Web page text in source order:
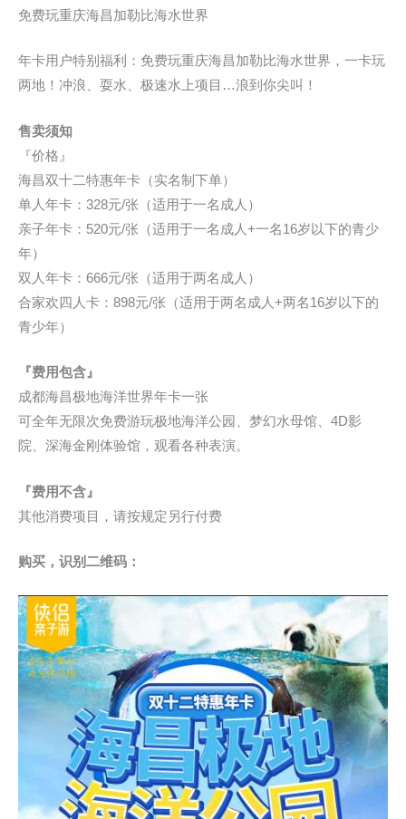
免费玩重庆海昌加勒比海水世界
年卡用户特别福利：免费玩重庆海昌加勒比海水世界，一卡玩
两地！冲浪、耍水、极速水上项目…浪到你尖叫！
售卖须知
『价格』
海昌双十二特惠年卡（实名制下单）
单人年卡：328元/张（适用于一名成人）
亲子年卡：520元/张（适用于一名成人+一名16岁以下的青少
年）
双人年卡：666元/张（适用于两名成人）
合家欢四人卡：898元/张（适用于两名成人+两名16岁以下的
青少年）
『费用包含』
成都海昌极地海洋世界年卡一张
可全年无限次免费游玩极地海洋公园、梦幻水母馆、4D影
院、深海金刚体验馆，观看各种表演。
『费用不含』
其他消费项目，请按规定另行付费
购买，识别二维码：